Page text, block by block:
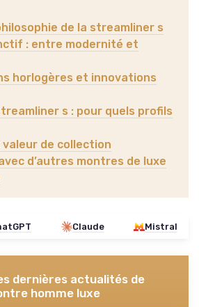
de la streamliner s
: entre modernité et
horlogères et innovations
s : pour quels profils
de collection
d’autres montres de luxe
Claude Mistral
dernières actualités de
homme luxe